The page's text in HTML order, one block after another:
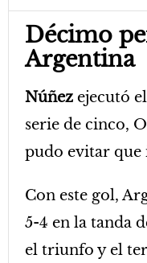
Décimo
Argentina
Núñez ejecutó
serie de cinco,
pudo evitar que
Con este gol,
5-4 en la tanda
el triunfo y el